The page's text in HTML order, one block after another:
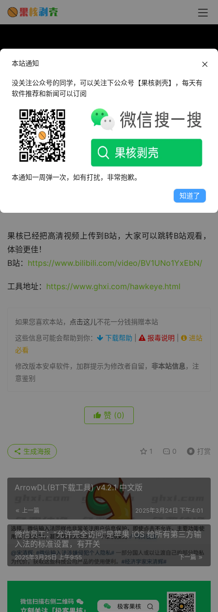
【果核视频】可疑程序自查工具，别等电脑
出问题了再后悔 - 果核剥壳
果核已经把高清视频上传到B站，大家可以跳转B站观看，
体验更佳！
B站： https://www.bilibili.com/video/BV1UNo1YxEbN/
工具地址： https://www.ghxi.com/hawkeye.html
如果您喜欢本站， 点击这儿不花一分钱捐赠本站
这些信息可能会帮助到你：
下载帮助 报毒说明
进站
必看
修改版本安卓软件，加群提示为修改者自留， 非本站信息，注
意鉴别
赞 (0)
1 0 打赏
生成海报
ArrowDL(BT下载工具) v4.2.1 中文版
上一篇 2025年3月24日 下午4:01
微信员工：“允许完全访问”是苹果 iOS 给所有第三方输
入法的标准设置，有开关
下一篇
2025年3月25日 上午9:55
本站通知
没关注公众号的同学，可以关注下公众号【果核剥壳】，每天有
软件推荐和新闻可以订阅
本通知一周弹一次，如有打扰，非常抱歉。
知道了